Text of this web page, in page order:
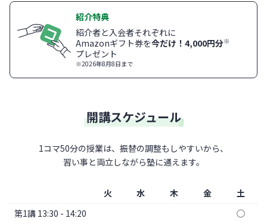
紹介特典
紹介者と入会者それぞれに
Amazonギフト券を今だけ！4,000円分※
プレゼント
※2026年8月8日まで
開講スケジュール
1コマ50分の授業は、振替の調整もしやすいから、
習い事と両立しながら塾に通えます。
火 水 木 金
土
第1講 13:30 - 14:20
◯